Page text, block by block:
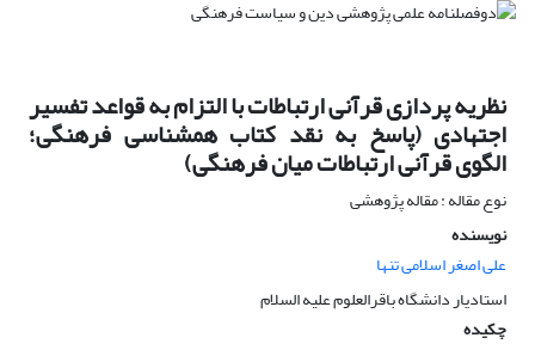
نظریه پردازی قرآنی ارتباطات با التزام به قواعد تفسیر
اجتهادی (پاسخ به نقد کتاب همشناسی فرهنگی؛
الگوی قرآنی ارتباطات میان فرهنگی)
نوع مقاله : مقاله پژوهشی
نویسنده
علی اصغر اسلامی تنها
استادیار دانشگاه باقرالعلوم علیه السلام
چکیده